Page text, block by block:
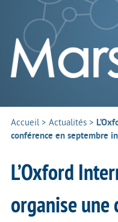
Accueil> Actualités >
conférence en septembre
L’Oxford
organise une